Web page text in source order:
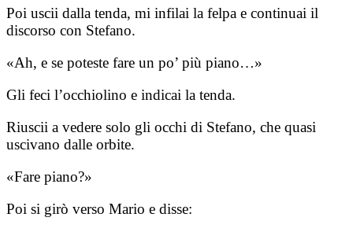
Poi uscii dalla tenda, mi infilai la felpa e continuai il
discorso con Stefano.
«Ah, e se poteste fare un po’ più piano…»
Gli feci l’occhiolino e indicai la tenda.
Riuscii a vedere solo gli occhi di Stefano, che quasi
uscivano dalle orbite.
«Fare piano?»
Poi si girò verso Mario e disse: